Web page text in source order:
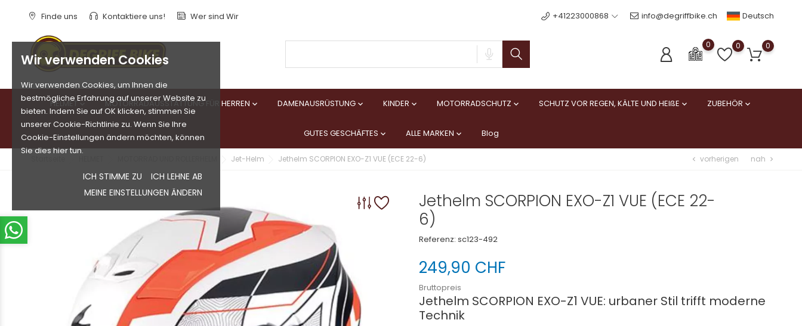
Wir verwenden Cookies
Wir verwenden Cookies, um Ihnen die
bestmögliche Erfahrung auf unserer Website zu
bieten. Indem Sie auf OK klicken, stimmen Sie
unserer Cookie-Richtlinie zu. Wenn Sie Ihre
Cookie-Einstellungen ändern möchten, können
Sie dies hier tun.
ICH STIMME ZU
ICH LEHNE AB
MEINE EINSTELLUNGEN ÄNDERN
Finde uns Kontaktiere uns! Wer sind Wir +41223000868 info@degriffbike.ch Deutsch
0 0 0
HELMET MOTORRADAUSSTATTUNG FÜR HERREN  DAMENAUSRÜSTUNG KINDER  MOTORRADSCHUTZ  SCHUTZ VOR REGEN, KÄLTE UND HEIßE  ZUBEHÖR 
GUTES GESCHÄFTES  ALLE MARKEN  Blog
Jet-Helm Jethelm SCORPION EXO-Z1 VUE (ECE 22-6) chevron_left vorherigen nah chevron_right
Jethelm SCORPION EXO-Z1 VUE (ECE 22-
6)
Referenz: sc123-492
249,90 CHF
Bruttopreis
Jethelm SCORPION EXO-Z1 VUE: urbaner Stil trifft moderne
Technik